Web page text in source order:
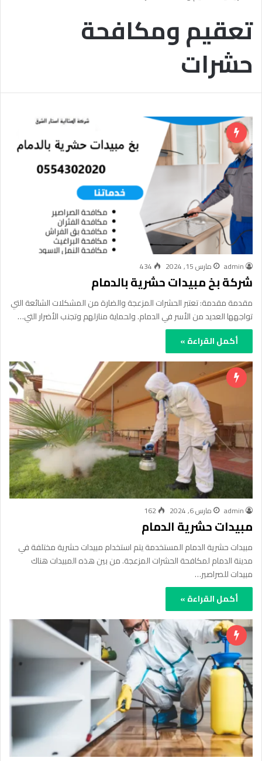
تعقيم ومكافحة
حشرات
admin مارس 15, 2024 434
شركة بخ مبيدات حشرية بالدمام
مقدمة مقدمة: تعتبر الحشرات المزعجة والضارة من المشكلات الشائعة التي
تواجهها العديد من الأسر في الدمام. ولحماية منازلهم وتجنب الأضرار التي…
أكمل القراءة »
admin مارس 6, 2024 162
مبيدات حشرية الدمام
مبيدات حشرية الدمام المستخدمة يتم استخدام مبيدات حشرية مختلفة في
مدينة الدمام لمكافحة الحشرات المزعجة. من بين هذه المبيدات هناك
مبيدات للصراصير…
أكمل القراءة »